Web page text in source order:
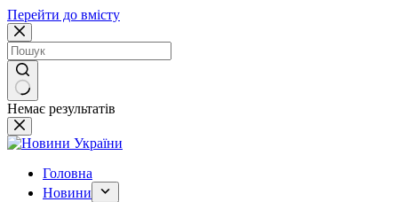
Перейти до вмісту
Немає результатів
Головна
Новини